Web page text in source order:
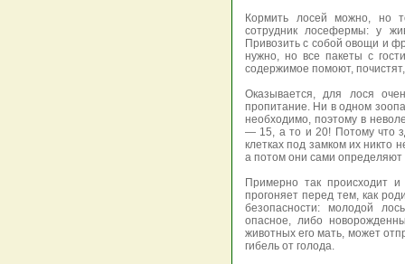
Кормить лосей можно, но
сотрудник лосефермы: у
Привозить с собой овощи и
нужно, но все пакеты с
содержимое помоют,
Оказывается, для лося
пропитание. Ни в одном
необходимо, поэтому в
— 15, а то и 20! Потому что
клетках под замком их никто
а потом они сами
Примерно так происходит
прогоняет перед тем, как
безопасности: молодой
опасное, либо
животных его мать, может
гибель от голода.